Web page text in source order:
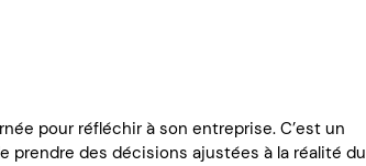
pour réfléchir à son entreprise. C’est un
prendre des décisions ajustées à la réalité du